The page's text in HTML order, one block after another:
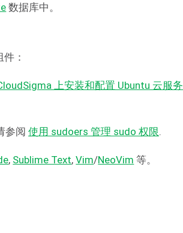
数据库中。
：
上安装和配置 Ubuntu 云服务
参阅 使用 sudoers 管理 sudo 权限
, Sublime Text,Vim/NeoVim 等。